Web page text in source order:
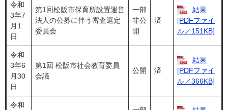
令和
3年7
月1
日
第1回松阪市保育所設置運営
法人の公募に伴う審査選定
委員会
一部
非公
開
済
結果
[PDFファイ
ル／151KB]
令和
3年6
月30
日
第1回 松阪市社会教育委員
会議
公開 済
結果
[PDFファイ
ル／366KB]
令和